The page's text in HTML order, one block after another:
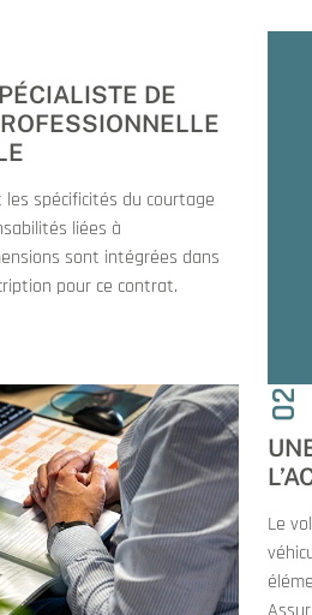
DE
spécificités du courtage
liées à
sont intégrées dans
pour ce contrat.
02
Le